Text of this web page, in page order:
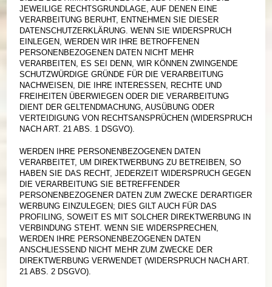
JEWEILIGE RECHTSGRUNDLAGE, AUF DENEN EINE
VERARBEITUNG BERUHT, ENTNEHMEN SIE DIESER
DATENSCHUTZERKLÄRUNG. WENN SIE WIDERSPRUCH
EINLEGEN, WERDEN WIR IHRE BETROFFENEN
PERSONENBEZOGENEN DATEN NICHT MEHR
VERARBEITEN, ES SEI DENN, WIR KÖNNEN ZWINGENDE
SCHUTZWÜRDIGE GRÜNDE FÜR DIE VERARBEITUNG
NACHWEISEN, DIE IHRE INTERESSEN, RECHTE UND
FREIHEITEN ÜBERWIEGEN ODER DIE VERARBEITUNG
DIENT DER GELTENDMACHUNG, AUSÜBUNG ODER
VERTEIDIGUNG VON RECHTSANSPRÜCHEN (WIDERSPRUCH
NACH ART. 21 ABS. 1 DSGVO).
WERDEN IHRE PERSONENBEZOGENEN DATEN
VERARBEITET, UM DIREKTWERBUNG ZU BETREIBEN, SO
HABEN SIE DAS RECHT, JEDERZEIT WIDERSPRUCH GEGEN
DIE VERARBEITUNG SIE BETREFFENDER
PERSONENBEZOGENER DATEN ZUM ZWECKE DERARTIGER
WERBUNG EINZULEGEN; DIES GILT AUCH FÜR DAS
PROFILING, SOWEIT ES MIT SOLCHER DIREKTWERBUNG IN
VERBINDUNG STEHT. WENN SIE WIDERSPRECHEN,
WERDEN IHRE PERSONENBEZOGENEN DATEN
ANSCHLIESSEND NICHT MEHR ZUM ZWECKE DER
DIREKTWERBUNG VERWENDET (WIDERSPRUCH NACH ART.
21 ABS. 2 DSGVO).